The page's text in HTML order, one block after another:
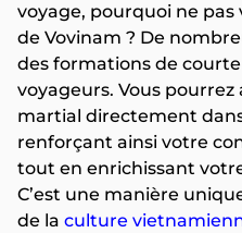
voyage, pourquoi ne pas
de Vovinam ? De
des formations de
voyageurs. Vous
martial directement
renforçant ainsi votre
tout en enrichissant
C’est une manière
de la culture